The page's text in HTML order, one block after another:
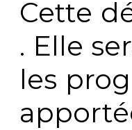
Cette
. Elle
les